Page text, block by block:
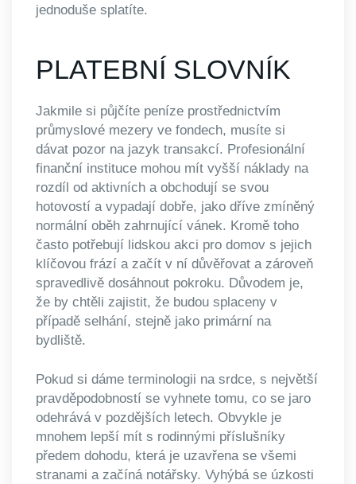
jednoduše splatíte.
PLATEBNÍ SLOVNÍK
Jakmile si půjčíte peníze prostřednictvím
průmyslové mezery ve fondech, musíte si
dávat pozor na jazyk transakcí. Profesionální
finanční instituce mohou mít vyšší náklady na
rozdíl od aktivních a obchodují se svou
hotovostí a vypadají dobře, jako dříve zmíněný
normální oběh zahrnující vánek. Kromě toho
často potřebují lidskou akci pro domov s jejich
klíčovou frází a začít v ní důvěřovat a zároveň
spravedlivě dosáhnout pokroku. Důvodem je,
že by chtěli zajistit, že budou splaceny v
případě selhání, stejně jako primární na
bydliště.
Pokud si dáme terminologii na srdce, s největší
pravděpodobností se vyhnete tomu, co se jaro
odehrává v pozdějších letech. Obvykle je
mnohem lepší mít s rodinnými příslušníky
předem dohodu, která je uzavřena se všemi
stranami a začíná notářsky. Vyhýbá se úzkosti